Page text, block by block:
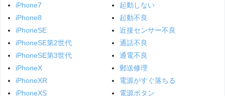
iPhone7
iPhone8
iPhoneSE
iPhoneSE第2世代
iPhoneSE第3世代
iPhoneX
iPhoneXR
iPhoneXS
起動しない
起動不良
近接センサー不良
通話不良
通電不良
郵送修理
電源がすぐ落ちる
電源ボタン